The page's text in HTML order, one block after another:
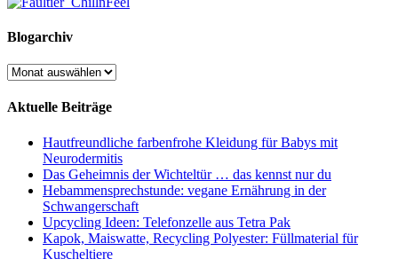
Blogarchiv
Blogarchiv
Aktuelle Beiträge
Hautfreundliche farbenfrohe Kleidung für Babys mit
Neurodermitis
Das Geheimnis der Wichteltür … das kennst nur du
Hebammensprechstunde: vegane Ernährung in der
Schwangerschaft
Upcycling Ideen: Telefonzelle aus Tetra Pak
Kapok, Maiswatte, Recycling Polyester: Füllmaterial für
Kuscheltiere